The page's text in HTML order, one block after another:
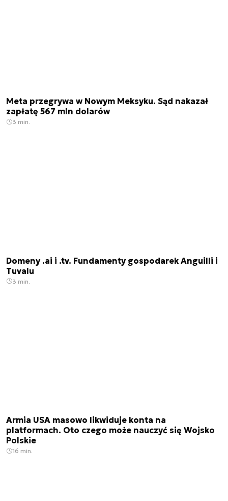
Meta przegrywa w Nowym Meksyku. Sąd nakazał
zapłatę 567 mln dolarów
3 min.
Domeny .ai i .tv. Fundamenty gospodarek Anguilli i
Tuvalu
3 min.
Armia USA masowo likwiduje konta na
platformach. Oto czego może nauczyć się Wojsko
Polskie
16 min.